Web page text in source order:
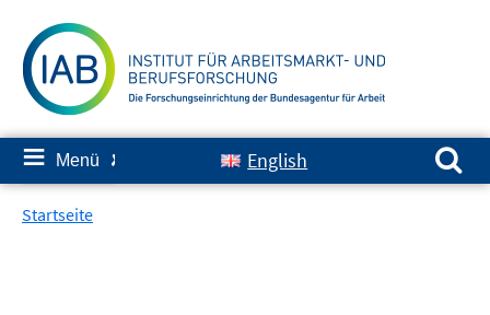
zum
Inhalt
≡ Menü ✘ English
Suchen nach:
Startseite